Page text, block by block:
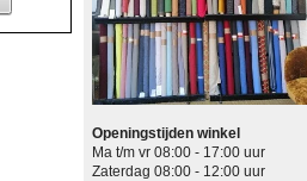
Openingstijden winkel
Ma t/m vr 08:00 - 17:00 uur
Zaterdag 08:00 - 12:00 uur